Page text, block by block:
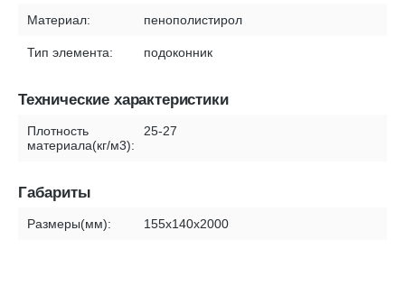
Материал: пенополистирол
Тип элемента: подоконник
Технические характеристики
Плотность
материала(кг/м3):
25-27
Габариты
Размеры(мм): 155х140х2000